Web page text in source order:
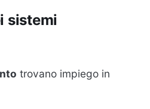
sistemi
trovano impiego in